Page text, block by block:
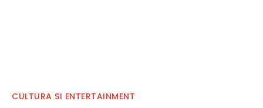
CULTURA SI ENTERTAINMENT